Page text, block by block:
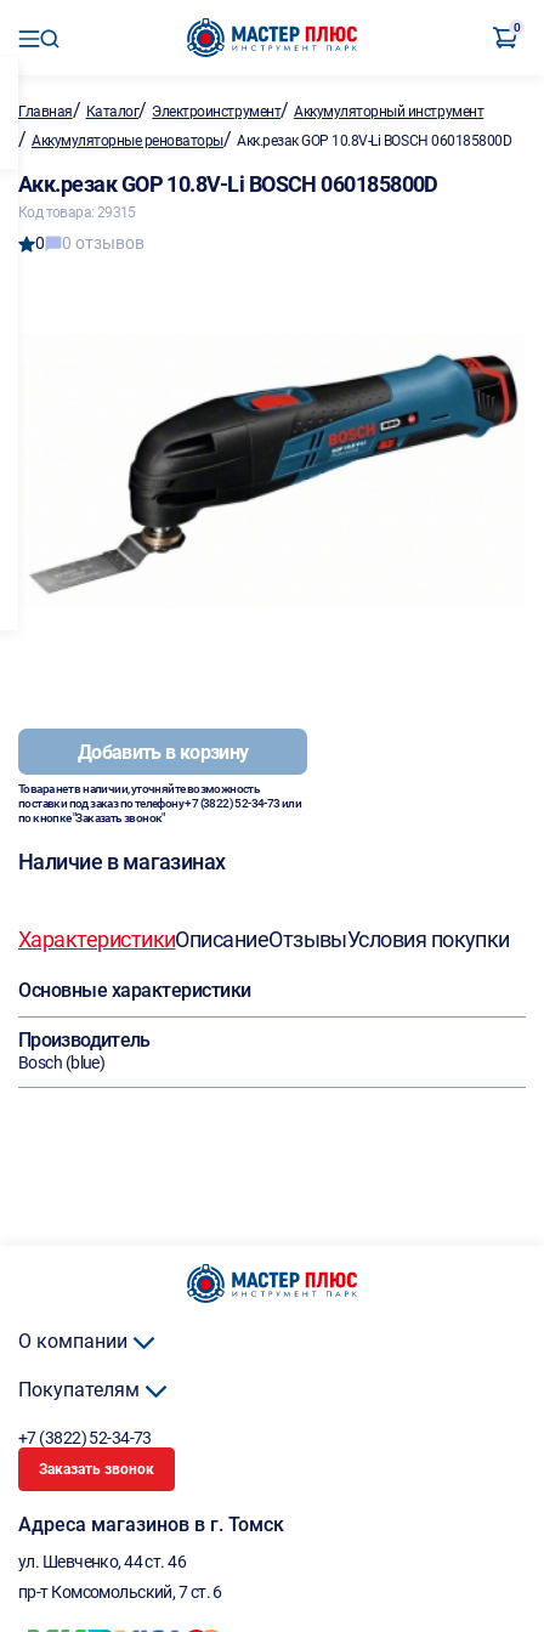
0
Главная/ Каталог/ Электроинструмент/Аккумуляторный инструмент
/ Аккумуляторные реноваторы/ Акк.резак GOP 10.8V-Li BOSCH 060185800D
Акк.резак GOP 10.8V-Li BOSCH 060185800D
Код товара: 29315
0 0 отзывов
Добавить в корзину
Товара нет в наличии, уточняйте возможность
поставки под заказ по телефону+7 (3822) 52-34-73или
по кнопке "Заказать звонок"
Наличие в магазинах
ХарактеристикиОписаниеОтзывыУсловия покупки
Основные характеристики
Производитель
Bosch (blue)
О компании
Покупателям
+7 (3822) 52-34-73
Заказать звонок
Адреса магазинов в г. Томск
ул. Шевченко, 44 ст. 46
пр-т Комсомольский, 7 ст. 6